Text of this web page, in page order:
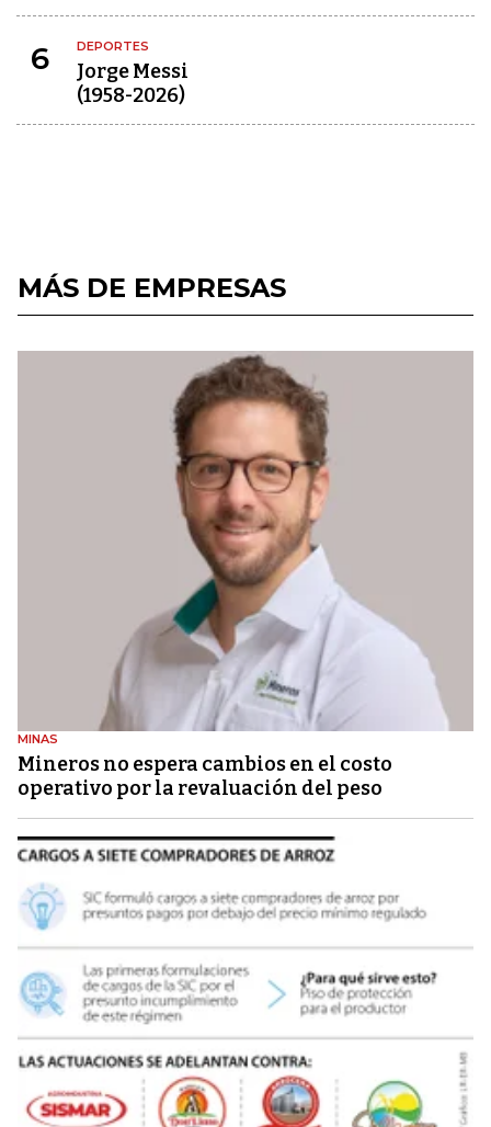
6 DEPORTES
Jorge Messi
(1958-2026)
MÁS DE EMPRESAS
MINAS
Mineros no espera cambios en el costo
operativo por la revaluación del peso